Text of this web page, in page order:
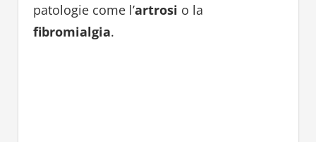
patologie come l’artrosi o la
fibromialgia.